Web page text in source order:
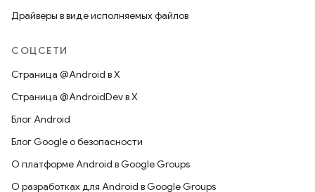
Драйверы в виде исполняемых файлов
СОЦСЕТИ
Страница @Android в X
Страница @AndroidDev в X
Блог Android
Блог Google о безопасности
О платформе Android в Google Groups
О разработках для Android в Google Groups